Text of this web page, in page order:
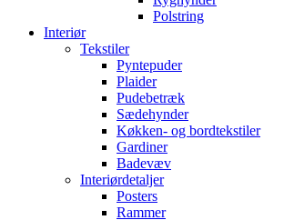
Polstring
Interiør
Tekstiler
Pyntepuder
Plaider
Pudebetræk
Sædehynder
Køkken- og bordtekstiler
Gardiner
Badevæv
Interiørdetaljer
Posters
Rammer